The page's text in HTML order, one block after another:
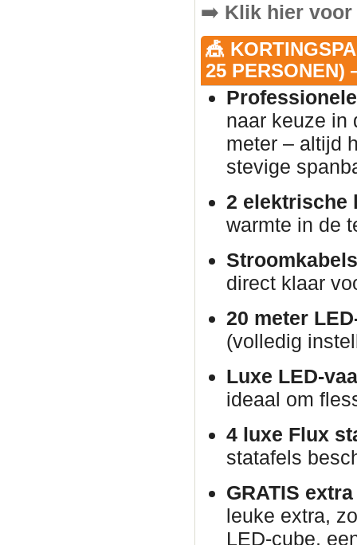
➡️ Klik hier
🎪
25 PERSONEN)
naar keuze in
meter – altijd
stevige
2 elektrische
warmte in de
direct klaar
20 meter
(volledig
Luxe LED-
ideaal om
4 luxe Flux
statafels
GRATIS
leuke extra,
LED-cube,